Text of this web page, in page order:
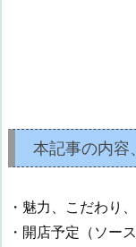
本記事の内容
・魅力、こだわり
・開店予定（ソー